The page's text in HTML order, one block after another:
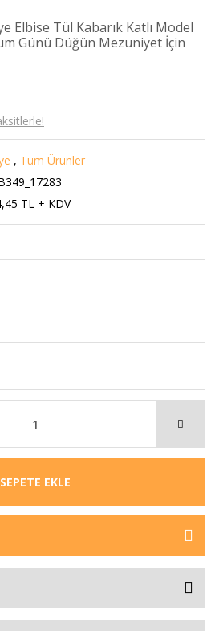
Elbise Tül Kabarık Katlı Model
Günü Düğün Mezuniyet İçin
, Tüm Ürünler
TL + KDV
SEPETE EKLE